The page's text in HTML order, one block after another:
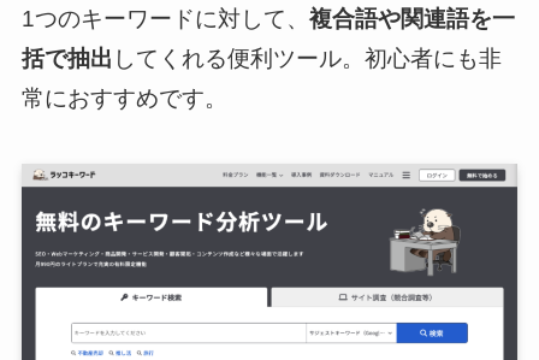
1つのキーワードに対して、 複合語や関連語を一
括で抽出 してくれる便利ツール。初心者にも非
常におすすめです。